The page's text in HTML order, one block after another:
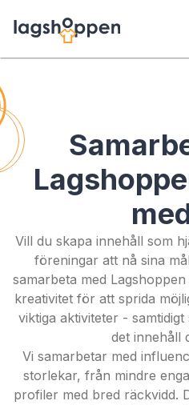
Vill du skapa innehåll som
föreningar att nå sina
samarbeta med
kreativitet för att sprida
viktiga aktiviteter -
det innehåll
Vi samarbetar med
storlekar, från mindre
profiler med bred räckvidd.